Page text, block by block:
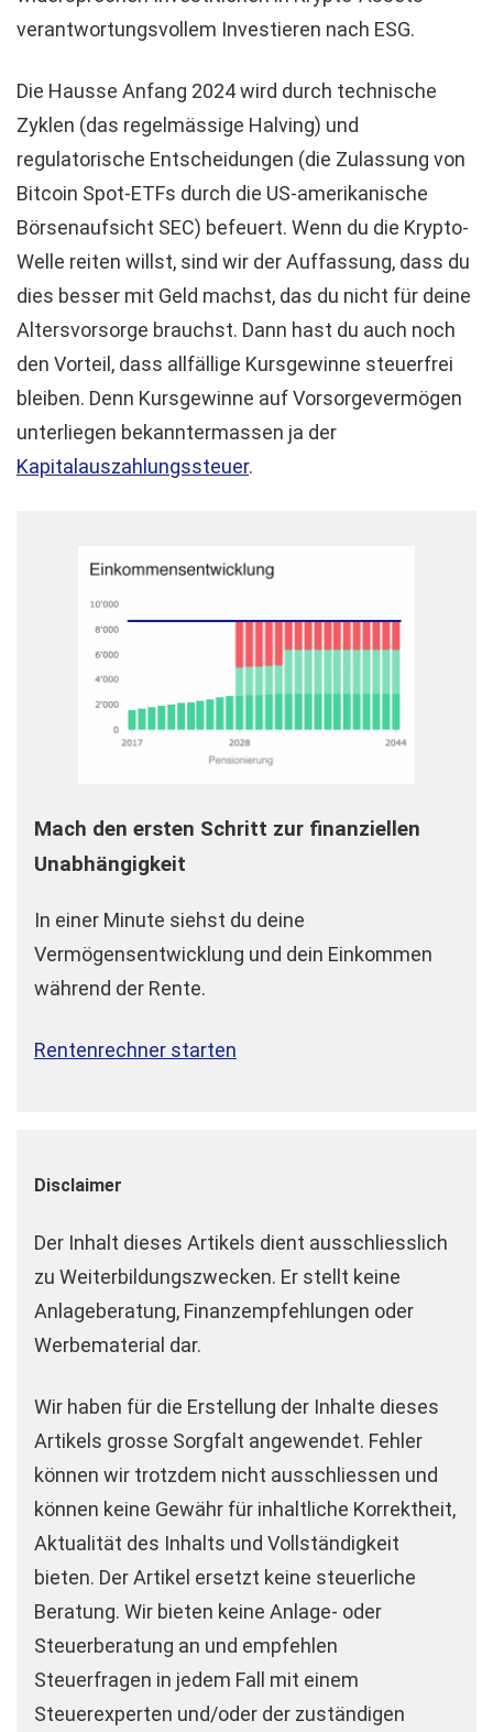
verantwortungsvollem Investieren nach ESG.
Die Hausse Anfang 2024 wird durch technische
Zyklen (das regelmässige Halving) und
regulatorische Entscheidungen (die Zulassung von
Bitcoin Spot-ETFs durch die US-amerikanische
Börsenaufsicht SEC) befeuert. Wenn du die Krypto-
Welle reiten willst, sind wir der Auffassung, dass du
dies besser mit Geld machst, das du nicht für deine
Altersvorsorge brauchst. Dann hast du auch noch
den Vorteil, dass allfällige Kursgewinne steuerfrei
bleiben. Denn Kursgewinne auf Vorsorgevermögen
unterliegen bekanntermassen ja der
Kapitalauszahlungssteuer.
Mach den ersten Schritt zur finanziellen
Unabhängigkeit
In einer Minute siehst du deine
Vermögensentwicklung und dein Einkommen
während der Rente.
Rentenrechner starten
Disclaimer
Der Inhalt dieses Artikels dient ausschliesslich
zu Weiterbildungszwecken. Er stellt keine
Anlageberatung, Finanzempfehlungen oder
Werbematerial dar.
Wir haben für die Erstellung der Inhalte dieses
Artikels grosse Sorgfalt angewendet. Fehler
können wir trotzdem nicht ausschliessen und
können keine Gewähr für inhaltliche Korrektheit,
Aktualität des Inhalts und Vollständigkeit
bieten. Der Artikel ersetzt keine steuerliche
Beratung. Wir bieten keine Anlage- oder
Steuerberatung an und empfehlen
Steuerfragen in jedem Fall mit einem
Steuerexperten und/oder der zuständigen